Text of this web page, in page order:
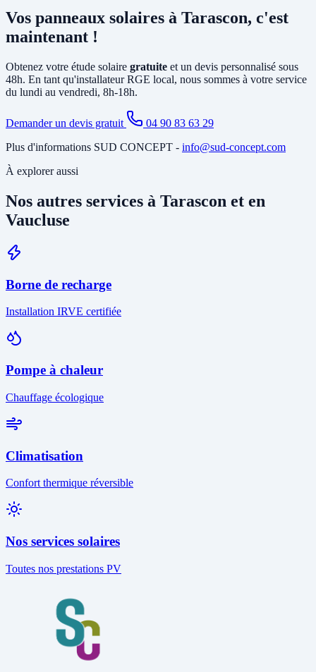
existant et le tirage de câbles DC depuis la toiture. Si votre tableau
est ancien ou sous-dimensionné, une mise à jour partielle peut être
nécessaire. Notre étude gratuite à Tarascon identifie tous les travaux
Vos panneaux solaires à Tarascon, c'est
maintenant !
Obtenez votre étude solaire gratuite et un devis personnalisé sous
48h. En tant qu'installateur RGE local, nous sommes à votre service
du lundi au vendredi, 8h-18h.
Demander un devis gratuit
04 90 83 63 29
Plus d'informations SUD CONCEPT - info@sud-concept.com
À explorer aussi
Nos autres services à Tarascon et en
Vaucluse
Borne de recharge
Installation IRVE certifiée
Pompe à chaleur
Chauffage écologique
Climatisation
Confort thermique réversible
Nos services solaires
Toutes nos prestations PV